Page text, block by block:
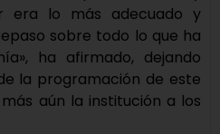
era lo más adecuado y
sobre todo lo que ha
ha afirmado, dejando
la programación de este
aún la institución a los